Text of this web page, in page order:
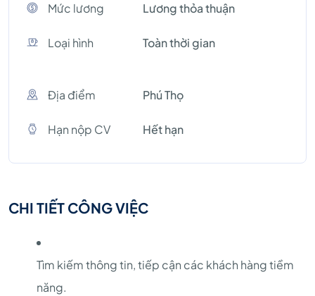
Mức lương Lương thỏa thuận
Loại hình Toàn thời gian
Địa điểm Phú Thọ
Hạn nộp CV Hết hạn
CHI TIẾT CÔNG VIỆC
Tìm kiếm thông tin, tiếp cận các khách hàng tiềm
năng.